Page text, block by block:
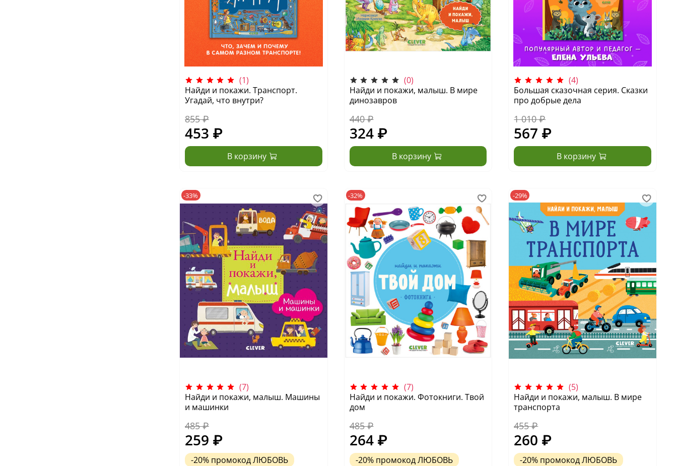
(1)
Найди и покажи. Транспорт.
Угадай, что внутри?
855 ₽
453 ₽
В корзину
(0)
Найди и покажи, малыш. В мире
динозавров
440 ₽
324 ₽
В корзину
(4)
Большая сказочная серия. Сказки
про добрые дела
1 010 ₽
567 ₽
В корзину
-33%
(7)
Найди и покажи, малыш. Машины
и машинки
485 ₽
259 ₽
-20% промокодЛЮБОВЬ
-32%
(7)
Найди и покажи. Фотокниги. Твой
дом
485 ₽
264 ₽
-20% промокодЛЮБОВЬ
-29%
(5)
Найди и покажи, малыш. В мире
транспорта
455 ₽
260 ₽
-20% промокодЛЮБОВЬ